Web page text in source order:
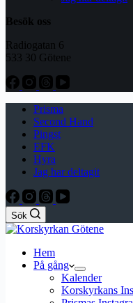
Besök oss
Radiogatan 6
533 30 Götene
Prisma
Second Hand
Pingst
EFK
Hyra
Jag har deltagit
Sök
Hem
På gång
Kalender
Korskyrkans